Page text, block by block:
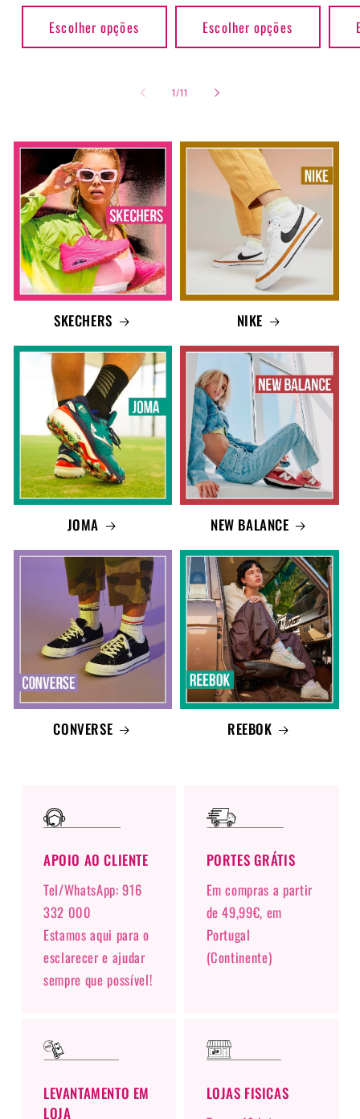
Escolher opções Escolher opções
1/de
11
SKECHERS NIKE
JOMA NEW BALANCE
CONVERSE REEBOK
APOIO AO CLIENTE
Tel/WhatsApp: 916
332 000
Estamos aqui para o
esclarecer e ajudar
sempre que possível!
PORTES GRÁTIS
Em compras a partir
de 49,99€, em
Portugal
(Continente)
LEVANTAMENTO EM
LOJA
LOJAS FISICAS